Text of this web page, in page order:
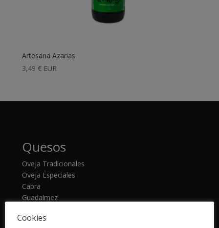
Artesana Azarias
3,49 € EUR
Quesos
Oveja Tradicionales
Oveja Especiales
Cabra
Guadalmez
Cremas
Cookies